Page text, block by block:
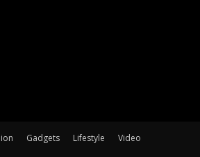
Gadgets Lifestyle Video